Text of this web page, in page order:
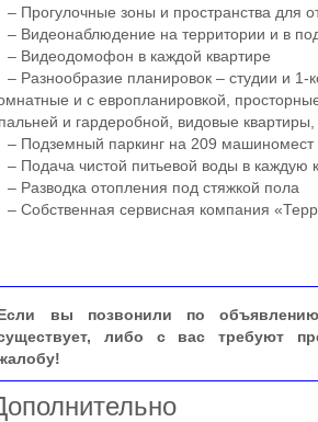
– Прогулочные зоны и пространства для
– Видеонаблюдение на территории и в
– Видеодомофон в каждой квартире
– Разнообразие планировок – студии и
и с европланировкой,
и гардеробной, видовые
– Подземный паркинг на 209 машиномест
– Подача чистой питьевой воды в каждую
– Разводка отопления под стяжкой пола
– Собственная сервисная компания
вы позвонили по
либо с вас требуют